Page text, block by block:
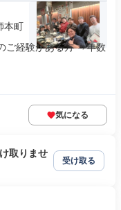
本町
ご経験がある方 ⇒年数
気になる
取りませ
受け取る